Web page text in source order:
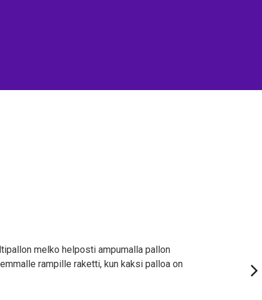
melko helposti ampumalla pallon
rampille raketti, kun kaksi palloa on